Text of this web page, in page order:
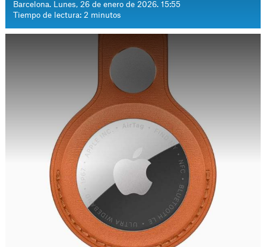
Barcelona. Lunes, 26 de enero de 2026. 15:55
Tiempo de lectura: 2 minutos